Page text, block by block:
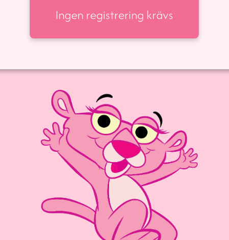
Ingen registrering krävs